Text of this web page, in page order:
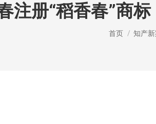
注册“稻香春”商
您在这里：
首页 知产新